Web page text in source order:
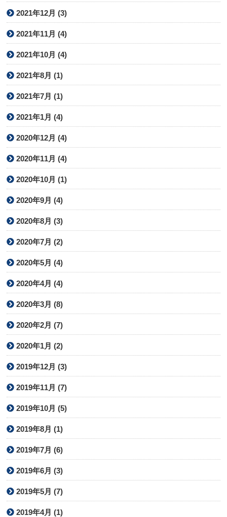
2021年12月 (3)
2021年11月 (4)
2021年10月 (4)
2021年8月 (1)
2021年7月 (1)
2021年1月 (4)
2020年12月 (4)
2020年11月 (4)
2020年10月 (1)
2020年9月 (4)
2020年8月 (3)
2020年7月 (2)
2020年5月 (4)
2020年4月 (4)
2020年3月 (8)
2020年2月 (7)
2020年1月 (2)
2019年12月 (3)
2019年11月 (7)
2019年10月 (5)
2019年8月 (1)
2019年7月 (6)
2019年6月 (3)
2019年5月 (7)
2019年4月 (1)